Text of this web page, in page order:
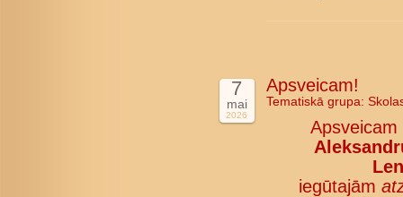
7
mai
2026
Apsveicam!
Tematiskā grupa:
Apsveicam
iegūtajām